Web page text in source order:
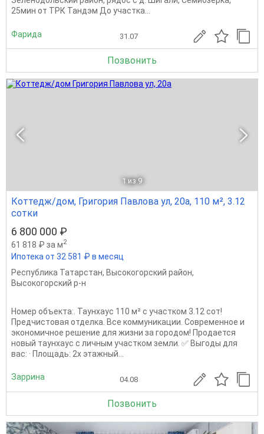
25мин от ТРК Тандэм До участка...
Фарида 31.07
Позвонить
1 из 9
Коттедж/дом, Григория Павлова ул, 20а, 110 м², 3.12
сотки
6 800 000 ₽
61 818 ₽ за м2
Ипотека от 32 581 ₽ в месяц
Республика Татарстан, Высокогорский район,
Высокогорский р-н
Номер объекта:. Таунхаус 110 м² с участком 3.12 сот!
Предчистовая отделка. Все коммуникации. Современное и
экономичное решение для жизни за городом! Продается
новый таунхаус с личным участком земли. ✅ Выгоды для
вас: · Площадь: 2х этажный...
Заррина 04.08
Позвонить